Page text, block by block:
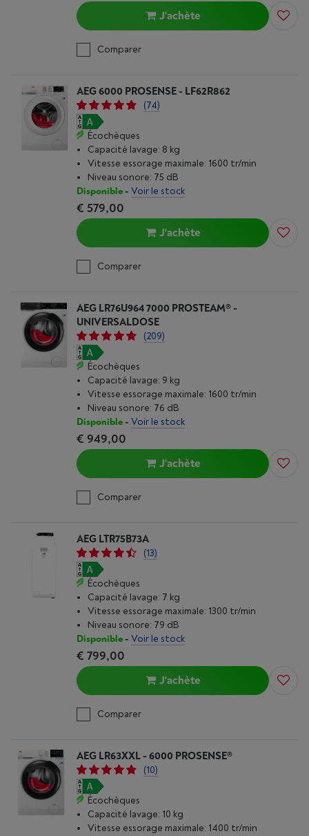
J'achète
Comparer
AEG 6000 PROSENSE - LF62R862
(74)
Écochèques
Capacité lavage: 8 kg
Vitesse essorage maximale: 1600 tr/min
Niveau sonore: 75 dB
Disponible- Voir le stock
€ 579,00
J'achète
Comparer
AEG LR76U964 7000 PROSTEAM® -
UNIVERSALDOSE
(209)
Écochèques
Capacité lavage: 9 kg
Vitesse essorage maximale: 1600 tr/min
Niveau sonore: 76 dB
Disponible- Voir le stock
€ 949,00
J'achète
Comparer
AEG LTR75B73A
(13)
Écochèques
Capacité lavage: 7 kg
Vitesse essorage maximale: 1300 tr/min
Niveau sonore: 79 dB
Disponible- Voir le stock
€ 799,00
J'achète
Comparer
AEG LR63XXL - 6000 PROSENSE®
(10)
Écochèques
Capacité lavage: 10 kg
Vitesse essorage maximale: 1400 tr/min